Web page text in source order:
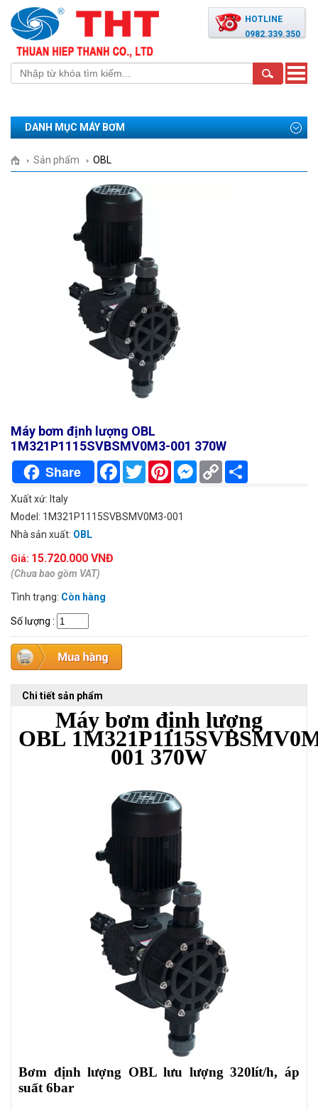
HOTLINE
0982.339.350
Toggle
DANH MỤC MÁY BƠM
Sản phẩm OBL
Máy bơm định lượng OBL
1M321P1115SVBSMV0M3-001 370W
Share FacebookTwitterPinterestMessenger
Copy
Link
Xuất xứ: Italy
Model: 1M321P1115SVBSMV0M3-001
Nhà sản xuất: OBL
Giá: 15.720.000 VNĐ
(Chưa bao gồm VAT)
Tình trạng: Còn hàng
Số lượng :
Chi tiết sản phẩm
Máy bơm định lượng
OBL
001 370W
Bơm định lượng OBL lưu lượng 320lít/h, áp
suất 6bar